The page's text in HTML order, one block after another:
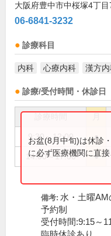
大阪府豊中市中桜塚4丁目
06-6841-3232
診療科目
内科 心療内科 漢方
診療/受付時間・休診日
9:30～12:00 ●
14:00～17:00 ●
お盆(8月中旬)は休診
に必ず医療機関に直接
備考: 水・土曜AM
予約制
受付時間:9:15～